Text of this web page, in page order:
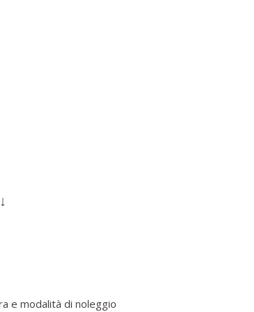
e modalità di noleggio